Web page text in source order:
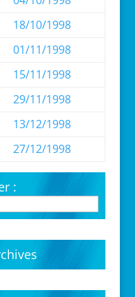
18/10/1998
01/11/1998
15/11/1998
29/11/1998
13/12/1998
27/12/1998
: